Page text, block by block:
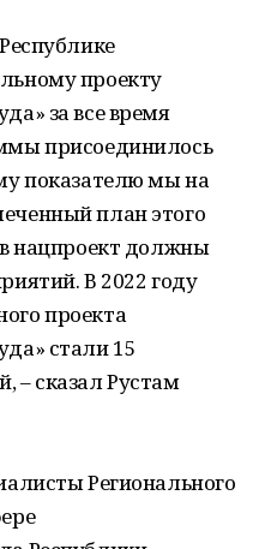
проекту
за все время
присоединилось
показателю мы на
план этого
нацпроект должны
В 2022 году
проекта
стали 15
– сказал Рустам
Регионального